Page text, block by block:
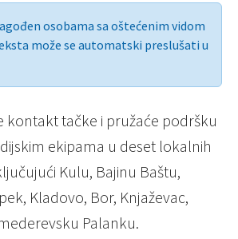
osobama sa oštećenim vidom
može se automatski preslušati u
kontakt tačke i pružaće podršku
ekipama u deset lokalnih
Kulu, Bajinu Baštu,
Kladovo, Bor, Knjaževac,
Palanku.